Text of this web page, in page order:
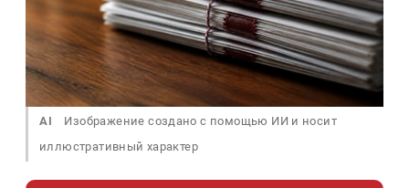
AI
Изображение создано с помощью ИИ и носит
иллюстративный характер